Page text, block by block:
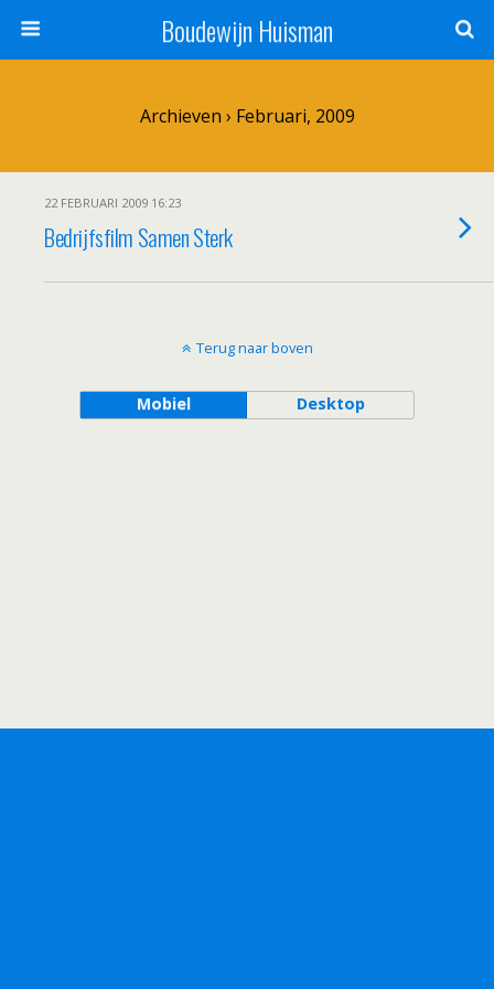
Boudewijn Huisman
Archieven › Februari, 2009
22 FEBRUARI 2009 16:23
Bedrijfsfilm Samen Sterk
Terug naar boven
Mobiel Desktop